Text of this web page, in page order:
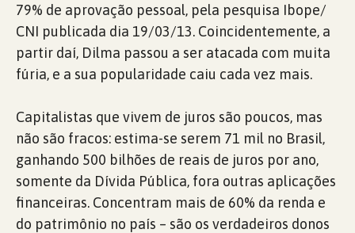
79% de aprovação pessoal, pela pesquisa Ibope/
CNI publicada dia 19/03/13. Coincidentemente, a
partir daí, Dilma passou a ser atacada com muita
fúria, e a sua popularidade caiu cada vez mais.
Capitalistas que vivem de juros são poucos, mas
não são fracos: estima-se serem 71 mil no Brasil,
ganhando 500 bilhões de reais de juros por ano,
somente da Dívida Pública, fora outras aplicações
financeiras. Concentram mais de 60% da renda e
do patrimônio no país – são os verdadeiros donos